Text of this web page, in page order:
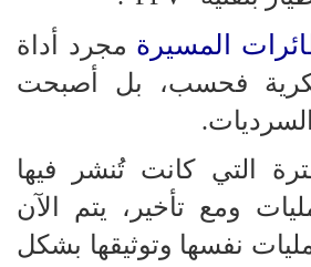
المسيرة مجرد أداة
فحسب، بل أصبحت
السرديات.
التي كانت تُنشر فيها
ومع تأخير، يتم الآن
نفسها وتوثيقها بشكل